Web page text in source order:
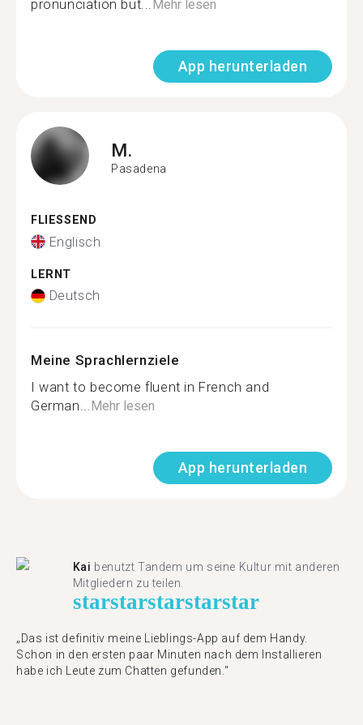
pronunciation but...Mehr lesen
App herunterladen
M.
Pasadena
FLIESSEND
Englisch
LERNT
Deutsch
Meine Sprachlernziele
I want to become fluent in French and
German...Mehr lesen
App herunterladen
Kai benutzt Tandem um seine Kultur mit anderen
Mitgliedern zu teilen.
starstarstarstarstar
„Das ist definitiv meine Lieblings-App auf dem Handy.
Schon in den ersten paar Minuten nach dem Installieren
habe ich Leute zum Chatten gefunden."